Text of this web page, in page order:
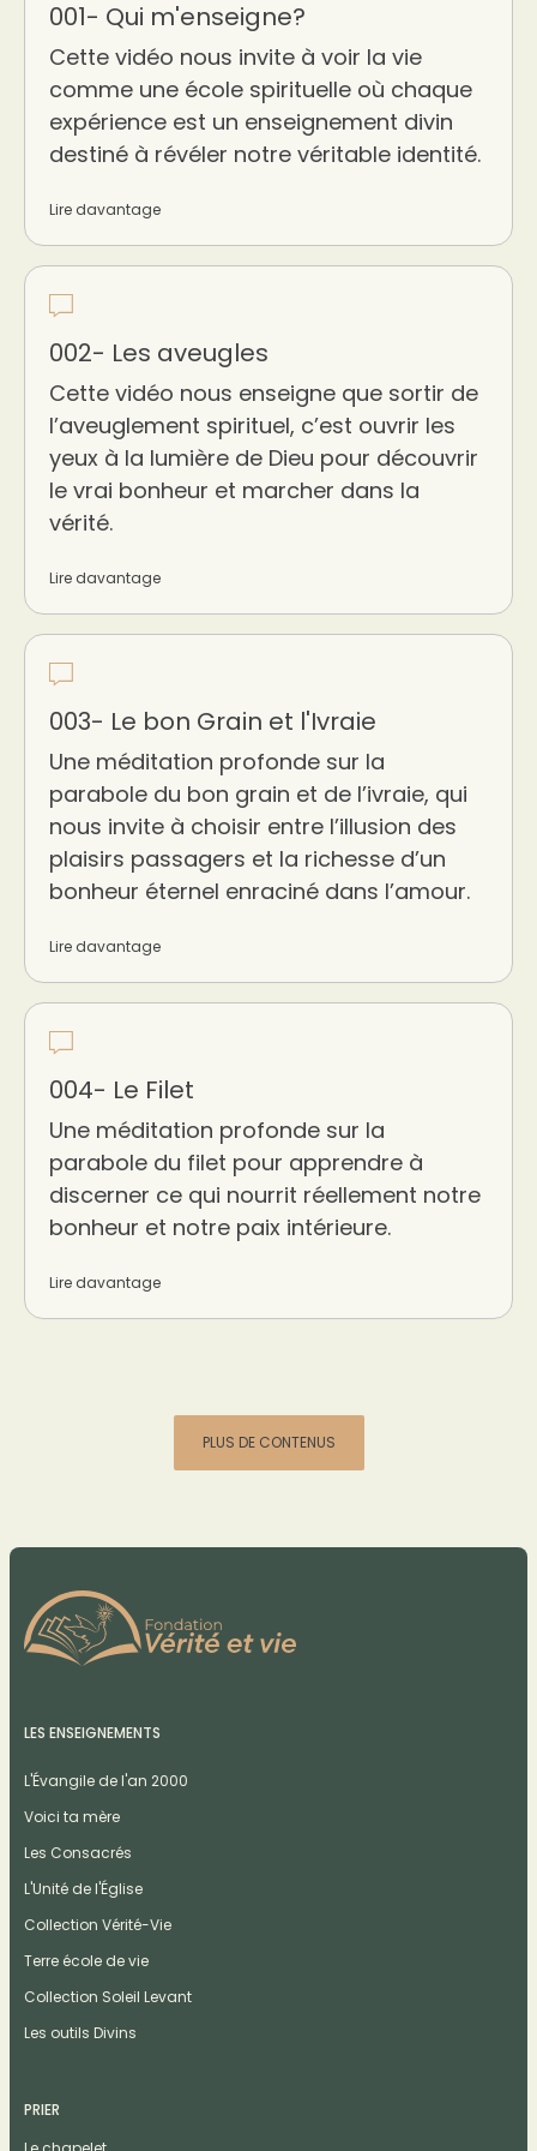
001- Qui m'enseigne?
Cette vidéo nous invite à voir la vie
comme une école spirituelle où chaque
expérience est un enseignement divin
destiné à révéler notre véritable identité.
Lire davantage
002- Les aveugles
Cette vidéo nous enseigne que sortir de
l’aveuglement spirituel, c’est ouvrir les
yeux à la lumière de Dieu pour découvrir
le vrai bonheur et marcher dans la
vérité.
Lire davantage
003- Le bon Grain et l'Ivraie
Une méditation profonde sur la
parabole du bon grain et de l’ivraie, qui
nous invite à choisir entre l’illusion des
plaisirs passagers et la richesse d’un
bonheur éternel enraciné dans l’amour.
Lire davantage
004- Le Filet
Une méditation profonde sur la
parabole du filet pour apprendre à
discerner ce qui nourrit réellement notre
bonheur et notre paix intérieure.
Lire davantage
PLUS DE CONTENUS
LES ENSEIGNEMENTS
L'Évangile de l'an 2000
Voici ta mère
Les Consacrés
L'Unité de l'Église
Collection Vérité-Vie
Terre école de vie
Collection Soleil Levant
Les outils Divins
PRIER